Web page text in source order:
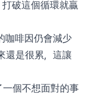
破這個循環就贏
咖啡因仍會減少
還是很累，這讓
個不想面對的事